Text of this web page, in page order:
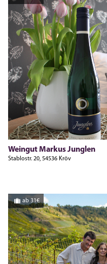
Weingut Markus Junglen
Stablostr. 20, 54536 Kröv
ab 31€